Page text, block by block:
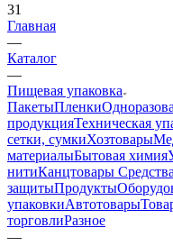
31
Главная
—
Каталог
—
Пищевая упаковка
ПакетыПленки
продукцияТехническая
сетки, сумкиХозтовары
материалыБытовая химия
нитиКанцтовары
защитыПродукты
упаковкиАвтотовары
торговлиРазное
—